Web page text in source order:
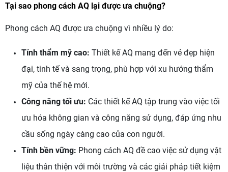
Tại sao phong cách AQ lại được ưa chuộng?
Phong cách AQ được ưa chuộng vì nhiều lý do:
Tính thẩm mỹ cao: Thiết kế AQ mang đến vẻ đẹp hiện
đại, tinh tế và sang trọng, phù hợp với xu hướng thẩm
mỹ của thế hệ mới.
Công năng tối ưu: Các thiết kế AQ tập trung vào việc tối
ưu hóa không gian và công năng sử dụng, đáp ứng nhu
cầu sống ngày càng cao của con người.
Tính bền vững: Phong cách AQ đề cao việc sử dụng vật
liệu thân thiện với môi trường và các giải pháp tiết kiệm